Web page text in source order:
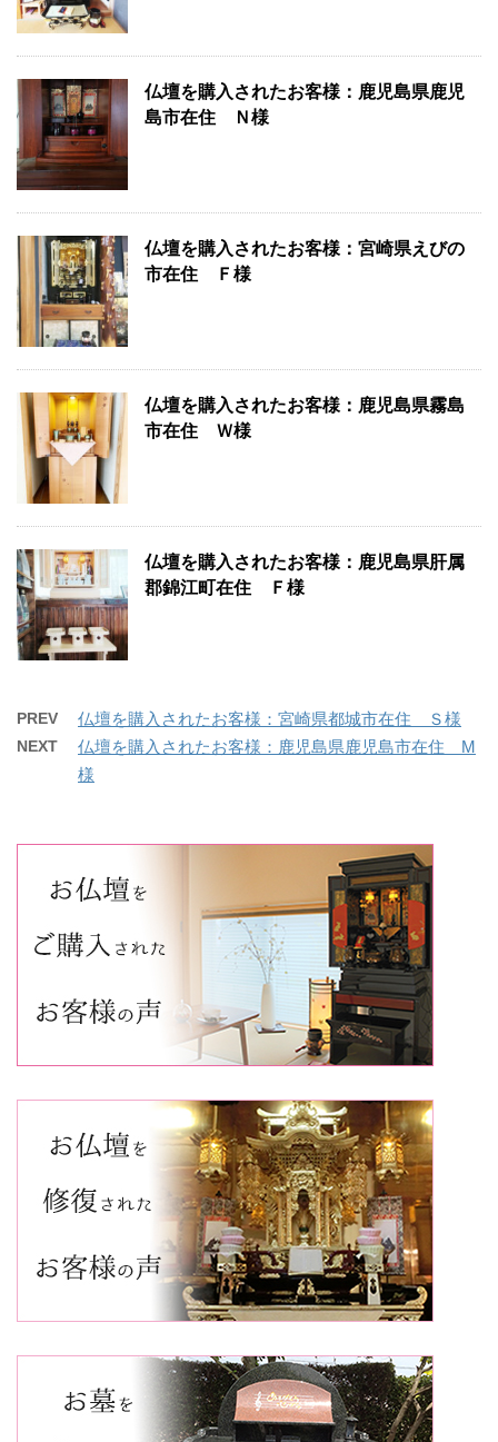
仏壇を購入されたお客様：鹿児島県鹿児
島市在住 Ｎ様
仏壇を購入されたお客様：宮崎県えびの
市在住 Ｆ様
仏壇を購入されたお客様：鹿児島県霧島
市在住 Ｗ様
仏壇を購入されたお客様：鹿児島県肝属
郡錦江町在住 Ｆ様
PREV 仏壇を購入されたお客様：宮崎県都城市在住 Ｓ様
NEXT
仏壇を購入されたお客様：鹿児島県鹿児島市在住 M
様